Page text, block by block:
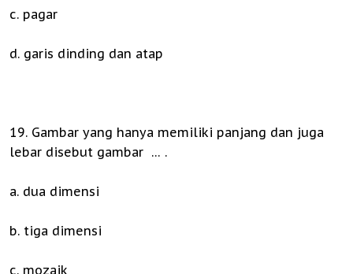
c. pagar
d. garis dinding dan atap
19. Gambar yang hanya memiliki panjang dan juga
lebar disebut gambar … .
a. dua dimensi
b. tiga dimensi
c. mozaik